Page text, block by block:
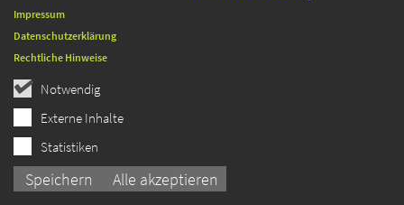
Notwendig
Externe Inhalte
Statistiken
Speichern Alle akzeptieren
Impressum
Datenschutzerklärung
Rechtliche Hinweise